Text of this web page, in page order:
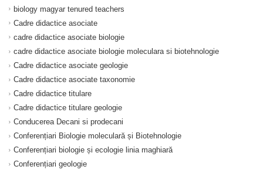
biology magyar tenured teachers
Cadre didactice asociate
cadre didactice asociate biologie
cadre didactice asociate biologie moleculara si biotehnologie
Cadre didactice asociate geologie
Cadre didactice asociate taxonomie
Cadre didactice titulare
Cadre didactice titulare geologie
Conducerea Decani si prodecani
Conferențiari Biologie moleculară și Biotehnologie
Conferențiari biologie și ecologie linia maghiară
Conferențiari geologie